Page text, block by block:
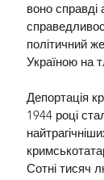
воно справді
політичний
Україною на
Депортація
1944 році
Сотні тисяч